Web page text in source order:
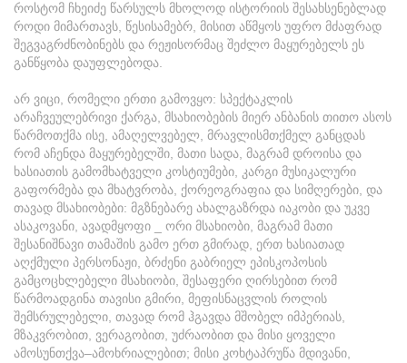
როსტომ ჩხეიძე წარსულს მხოლოდ ისტორიის შესახსენებლად
როდი მიმართავს, წესისამებრ, მისით აწმყოს უფრო მძაფრად
შეგვაგრძნობინებს და რეჟისორმაც შეძლო მაყურებელს ეს
განწყობა დაუფლებოდა.
არ ვიცი, რომელი ერთი გამოვყო: სპექტაკლის
არაჩვეულებრივი ქარგა, მსახიობების მიერ ანბანის თითო ასოს
წარმოთქმა ისე, ამაღელვებელ, მრავლისმთქმელ განცდას
რომ აჩენდა მაყურებელში, მათი სადა, მაგრამ დროისა და
ხასიათის გამომხატველი კოსტიუმები, კარგი მუსიკალური
გაფორმება და მხატვრობა, ქორეოგრაფია და სიმღერები, და
თავად მსახიობები: მგზნებარე ახალგაზრდა იაკობი და უკვე
ასაკოვანი, ავადმყოფი _ ორი მსახიობი, მაგრამ მათი
შესანიშნავი თამაშის გამო ერთ გმირად, ერთ ხასიათად
აღქმული პერსონაჟი, ბრძენი გაბრიელ ეპისკოპოსის
გამცოცხლებელი მსახიობი, შესაფერი ღირსებით რომ
წარმოადგინა თავისი გმირი, მეფისნაცვლის როლის
შემსრულებელი, თავად რომ ჰგავდა მშობელ იმპერიას,
მზაკვრობით, ვერაგობით, უძრაობით და მისი ყოველი
ამოსუნთქვა–ამოხრიალებით; მისი კოხტაპრუწა მდივანი,